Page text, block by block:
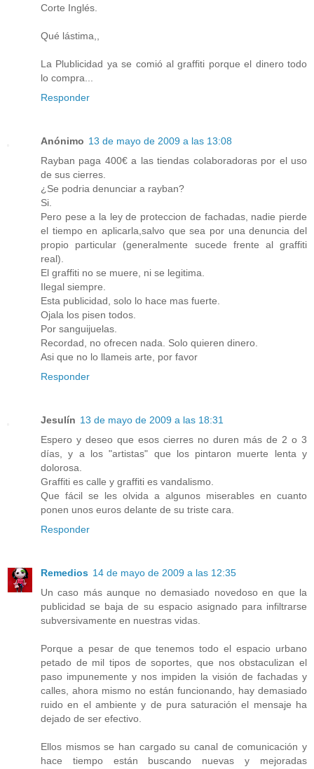
Corte Inglés.
Qué lástima,,
La Plublicidad ya se comió al graffiti porque el dinero todo
lo compra...
Responder
Anónimo 13 de mayo de 2009 a las 13:08
Rayban paga 400€ a las tiendas colaboradoras por el uso
de sus cierres.
¿Se podria denunciar a rayban?
Si.
Pero pese a la ley de proteccion de fachadas, nadie pierde
el tiempo en aplicarla,salvo que sea por una denuncia del
propio particular (generalmente sucede frente al graffiti
real).
El graffiti no se muere, ni se legitima.
Ilegal siempre.
Esta publicidad, solo lo hace mas fuerte.
Ojala los pisen todos.
Por sanguijuelas.
Recordad, no ofrecen nada. Solo quieren dinero.
Asi que no lo llameis arte, por favor
Responder
Jesulín 13 de mayo de 2009 a las 18:31
Espero y deseo que esos cierres no duren más de 2 o 3
días, y a los "artistas" que los pintaron muerte lenta y
dolorosa.
Graffiti es calle y graffiti es vandalismo.
Que fácil se les olvida a algunos miserables en cuanto
ponen unos euros delante de su triste cara.
Responder
Remedios 14 de mayo de 2009 a las 12:35
Un caso más aunque no demasiado novedoso en que la
publicidad se baja de su espacio asignado para infiltrarse
subversivamente en nuestras vidas.
Porque a pesar de que tenemos todo el espacio urbano
petado de mil tipos de soportes, que nos obstaculizan el
paso impunemente y nos impiden la visión de fachadas y
calles, ahora mismo no están funcionando, hay demasiado
ruido en el ambiente y de pura saturación el mensaje ha
dejado de ser efectivo.
Ellos mismos se han cargado su canal de comunicación y
hace tiempo están buscando nuevas y mejoradas